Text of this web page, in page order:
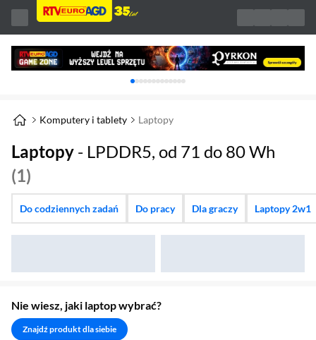
Karuzela z banerami, aktualny element 1 z
Komputery i tablety Laptopy
Laptopy - LPDDR5, od 71 do 80 Wh
(1)
Do codziennych zadań Do pracy Dla graczy Laptopy 2w1
Nie wiesz, jaki laptop wybrać?
Znajdź produkt dla siebie